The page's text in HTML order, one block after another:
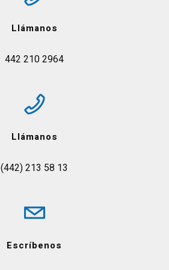
Llámanos
442 210 2964
Llámanos
(442) 213 58 13
Escríbenos